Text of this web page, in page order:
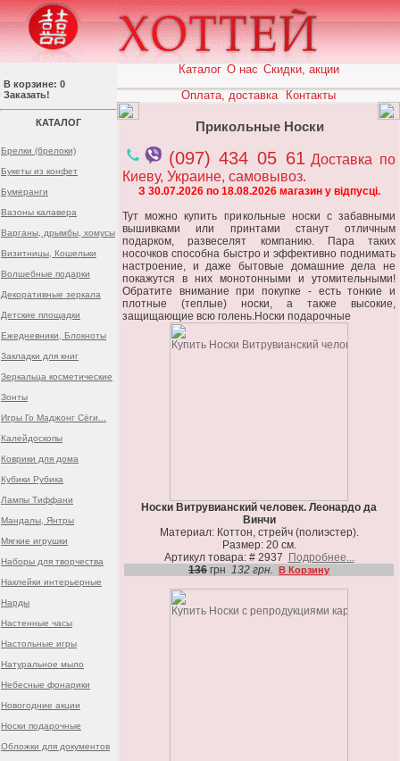
В корзине: 0
Заказать!
КАТАЛОГ
Брелки (брелоки)
Букеты из конфет
Бумеранги
Вазоны калавера
Варганы, дрымбы, хомусы
Визитницы, Кошельки
Волшебные подарки
Декоративные зеркала
Детские площадки
Ежедневники, Блокноты
Закладки для книг
Зеркальца косметические
Зонты
Игры Го Маджонг Сёги...
Калейдоскопы
Коврики для дома
Кубики Рубика
Лампы Тиффани
Мандалы, Янтры
Мягкие игрушки
Наборы для творчества
Наклейки интерьерные
Нарды
Настенные часы
Настольные игры
Натуральное мыло
Небесные фонарики
Новогодние акции
Носки подарочные
Обложки для документов
Каталог О нас Скидки, акции
Оплата, доставка
Контакты
Прикольные Носки
(097) 434 05 61 Доставка по
Киеву, Украине, самовывоз.
З 30.07.2026 по 18.08.2026 магазин у відпусці.
Тут можно купить прикольные носки с забавными
вышивками или принтами станут отличным
подарком, развеселят компанию. Пара таких
носочков способна быстро и эффективно поднимать
настроение, и даже бытовые домашние дела не
покажутся в них монотонными и утомительными!
Обратите внимание при покупке - есть тонкие и
плотные (теплые) носки, а также высокие,
защищающие всю голень.Носки подарочные
Носки Витрувианский человек. Леонардо да
Винчи
Материал: Коттон, стрейч (полиэстер).
Размер: 20 см.
Артикул товара: # 2937
Подробнее...
136 грн 132 грн. В Корзину